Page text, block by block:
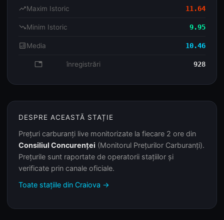
trending_upMaxim Istoric 11.64
trending_downMinim Istoric 9.95
analyticsMedia 10.46
database înregistrări 928
DESPRE ACEASTĂ STAȚIE
Prețuri carburanți live monitorizate la fiecare 2 ore din
Consiliul Concurenței (Monitorul Prețurilor Carburanți).
Prețurile sunt raportate de operatorii stațiilor și
verificate prin canale oficiale.
Toate stațiile din Craiova →